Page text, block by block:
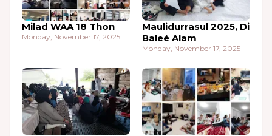
Milad WAA 18 Thon
Monday, November 17, 2025
Maulidurrasul 2025, Di
Baleé Alam
Monday, November 17, 2025